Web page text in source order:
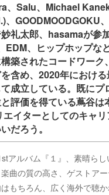
、Salu、Michael
、GOODMOODGOKU
礼太郎、hasamaが参
EDM、ヒップホップな
築されたコードワーク
含め、2020年における
成立している。既にプ
評価を得ている蔦谷は
イターとしてのキャ
だろう。
アルバム『１』、素晴ら
曲の質の高さ、ゲストア
もちろん、広く海外で聴